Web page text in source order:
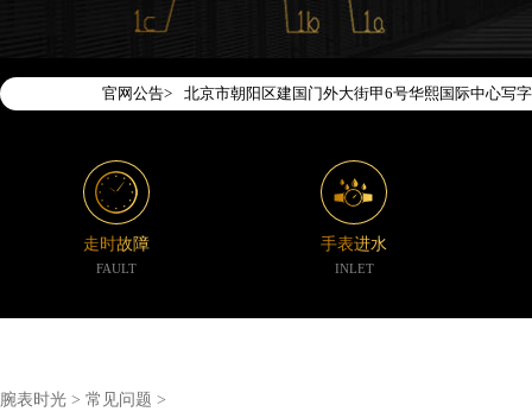
官网公告>
北京市东城区东长安街1号东方广场写字楼W3座6
北京市朝阳区建国门外大街甲6号华熙国际中心写
天津市和平区赤峰道136号天津国际金融中心写字
上海市黄浦区南京东路299号宏伊国际广场写字楼
南京市秦淮区中山南路1号（新街口）南京中心写
常州市新北区龙锦路1590号现代传媒中心写字楼5
徐州市鼓楼区淮海东路29号苏宁广场IFC国际金融
走时故障
FAULT
手表进水
INLET
腕表时光 > 常见问题 >